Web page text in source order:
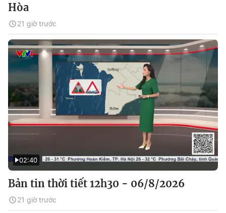
Hòa
21 giờ trước
02:40
Bản tin thời tiết 12h30 - 06/8/2026
21 giờ trước